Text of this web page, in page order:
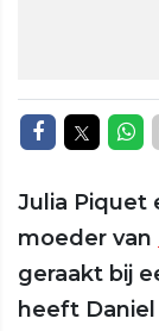
Delen op
Julia Piquet
moeder van
geraakt bij
heeft